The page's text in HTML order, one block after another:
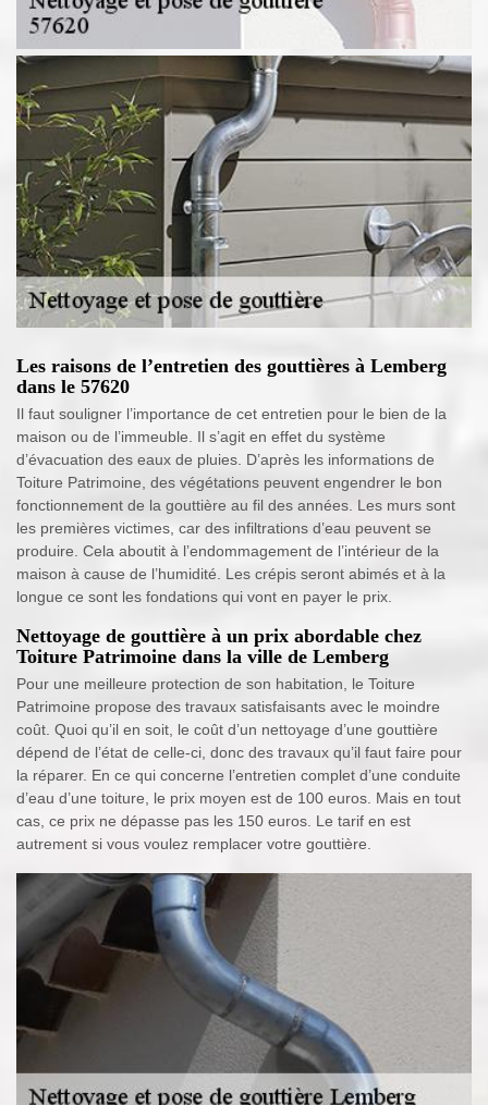
Les raisons de l’entretien des gouttières à Lemberg
dans le 57620
Il faut souligner l’importance de cet entretien pour le bien de la
maison ou de l’immeuble. Il s’agit en effet du système
d’évacuation des eaux de pluies. D’après les informations de
Toiture Patrimoine, des végétations peuvent engendrer le bon
fonctionnement de la gouttière au fil des années. Les murs sont
les premières victimes, car des infiltrations d’eau peuvent se
produire. Cela aboutit à l’endommagement de l’intérieur de la
maison à cause de l’humidité. Les crépis seront abimés et à la
longue ce sont les fondations qui vont en payer le prix.
Nettoyage de gouttière à un prix abordable chez
Toiture Patrimoine dans la ville de Lemberg
Pour une meilleure protection de son habitation, le Toiture
Patrimoine propose des travaux satisfaisants avec le moindre
coût. Quoi qu’il en soit, le coût d’un nettoyage d’une gouttière
dépend de l’état de celle-ci, donc des travaux qu’il faut faire pour
la réparer. En ce qui concerne l’entretien complet d’une conduite
d’eau d’une toiture, le prix moyen est de 100 euros. Mais en tout
cas, ce prix ne dépasse pas les 150 euros. Le tarif en est
autrement si vous voulez remplacer votre gouttière.